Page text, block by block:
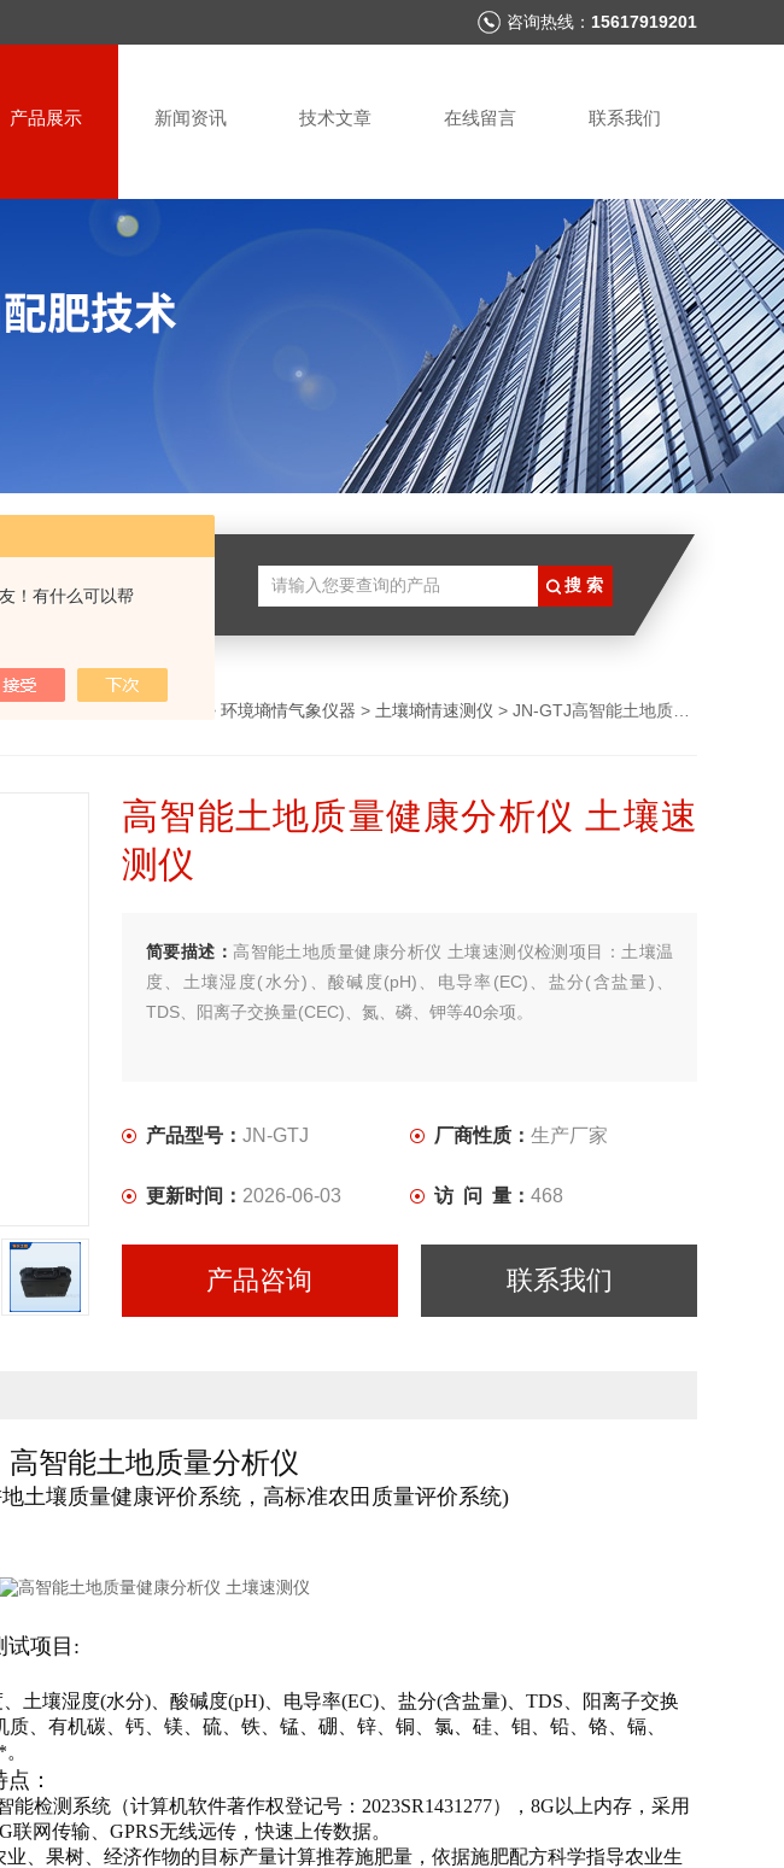
！有什么可以帮
咨询热线： 15617919201
产品展示 新闻资讯 技术文章 在线留言 联系我们
建设
> 环境墒情气象仪器 > 土壤墒情速测仪 > JN-GTJ高智能土地质量健康分析仪 土壤速测仪
高智能土地质量健康分析仪 土壤速
测仪
简要描述： 高智能土地质量健康分析仪 土壤速测仪检测项目：土壤温
度、土壤湿度(水分)、酸碱度(pH)、电导率(EC)、盐分(含盐量)、
TDS、阳离子交换量(CEC)、氮、磷、钾等40余项。
产品型号： JN-GTJ 厂商性质： 生产厂家
更新时间： 2026-06-03 访 问 量： 468
产品咨询 联系我们
高智能土地质量分析仪
土壤质量健康评价系统，高标准农田质量评价系统)
试项目 :
、土壤湿度(水分)、酸碱度(pH)、电导率(EC)、盐分(含盐量)、TDS、阳离子交换
、有机碳、钙、镁、硫、铁、锰、硼、锌、铜、氯、硅、钼、铅、铬、镉、
。
点：
能检测系统（计算机软件著作权登记号：2023SR1431277），8G以上内存，采用
网传输、GPRS无线远传，快速上传数据。
、果树、经济作物的目标产量计算推荐施肥量，依据施肥配方科学指导农业生